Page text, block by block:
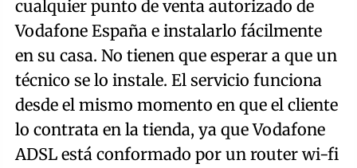
cualquier punto de venta autorizado de
Vodafone España e instalarlo fácilmente
en su casa. No tienen que esperar a que un
técnico se lo instale. El servicio funciona
desde el mismo momento en que el cliente
lo contrata en la tienda, ya que Vodafone
ADSL está conformado por un router wi-fi